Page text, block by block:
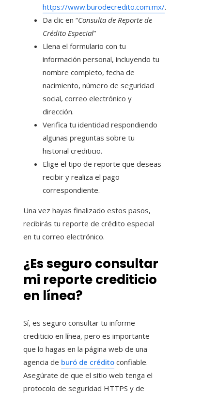
https://www.burodecredito.com.mx/.
Da clic en “Consulta de Reporte de
Crédito Especial”
Llena el formulario con tu
información personal, incluyendo tu
nombre completo, fecha de
nacimiento, número de seguridad
social, correo electrónico y
dirección.
Verifica tu identidad respondiendo
algunas preguntas sobre tu
historial crediticio.
Elige el tipo de reporte que deseas
recibir y realiza el pago
correspondiente.
Una vez hayas finalizado estos pasos,
recibirás tu reporte de crédito especial
en tu correo electrónico.
¿Es seguro consultar
mi reporte crediticio
en línea?
Sí, es seguro consultar tu informe
crediticio en línea, pero es importante
que lo hagas en la página web de una
agencia de buró de crédito confiable.
Asegúrate de que el sitio web tenga el
protocolo de seguridad HTTPS y de